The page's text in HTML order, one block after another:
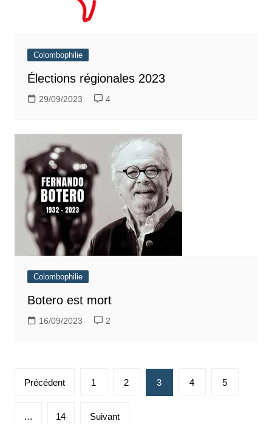
Colombophilie
Élections régionales 2023
29/09/2023 4
Colombophilie
Botero est mort
16/09/2023 2
Pagination
publications
Précédent 1 2 3 4 5
… 14 Suivant